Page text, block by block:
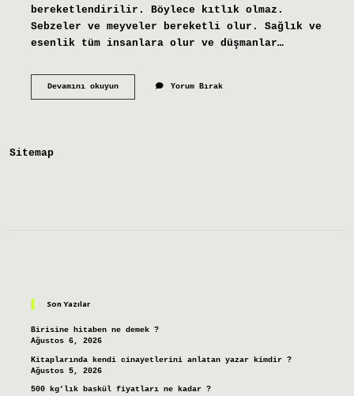
bereketlendirilir. Böylece kıtlık olmaz.
Sebzeler ve meyveler bereketli olur. Sağlık ve
esenlik tüm insanlara olur ve düşmanlar…
Devamını okuyunMevlitte
Yorum Bırak
Sitemap
Son Yazılar
Birisine hitaben ne demek ?
Ağustos 6, 2026
Kitaplarında kendi cinayetlerini anlatan yazar kimdir ?
Ağustos 5, 2026
500 kg’lık baskül fiyatları ne kadar ?